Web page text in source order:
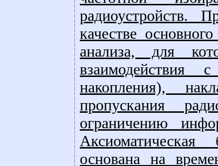
радиоустройств.
качестве
анализа, для
взаимодействия
накопления),
пропускания
ограничению
Аксиоматическая
основана на